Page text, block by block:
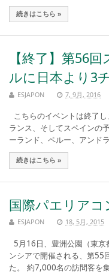
続きはこちら »
【終了】第56
ルに日本より3
ESJAPON 7, 9月, 2016
こちらのイベントは終了
ランス、そしてスペインの
ーランド、ペルー、アンド
続きはこちら »
国際パエリアコ
ESJAPON 18, 5月, 2015
5月16日、豊洲公園（東
ンシアで開催される、第55
た。 約7,000名の訪問客を